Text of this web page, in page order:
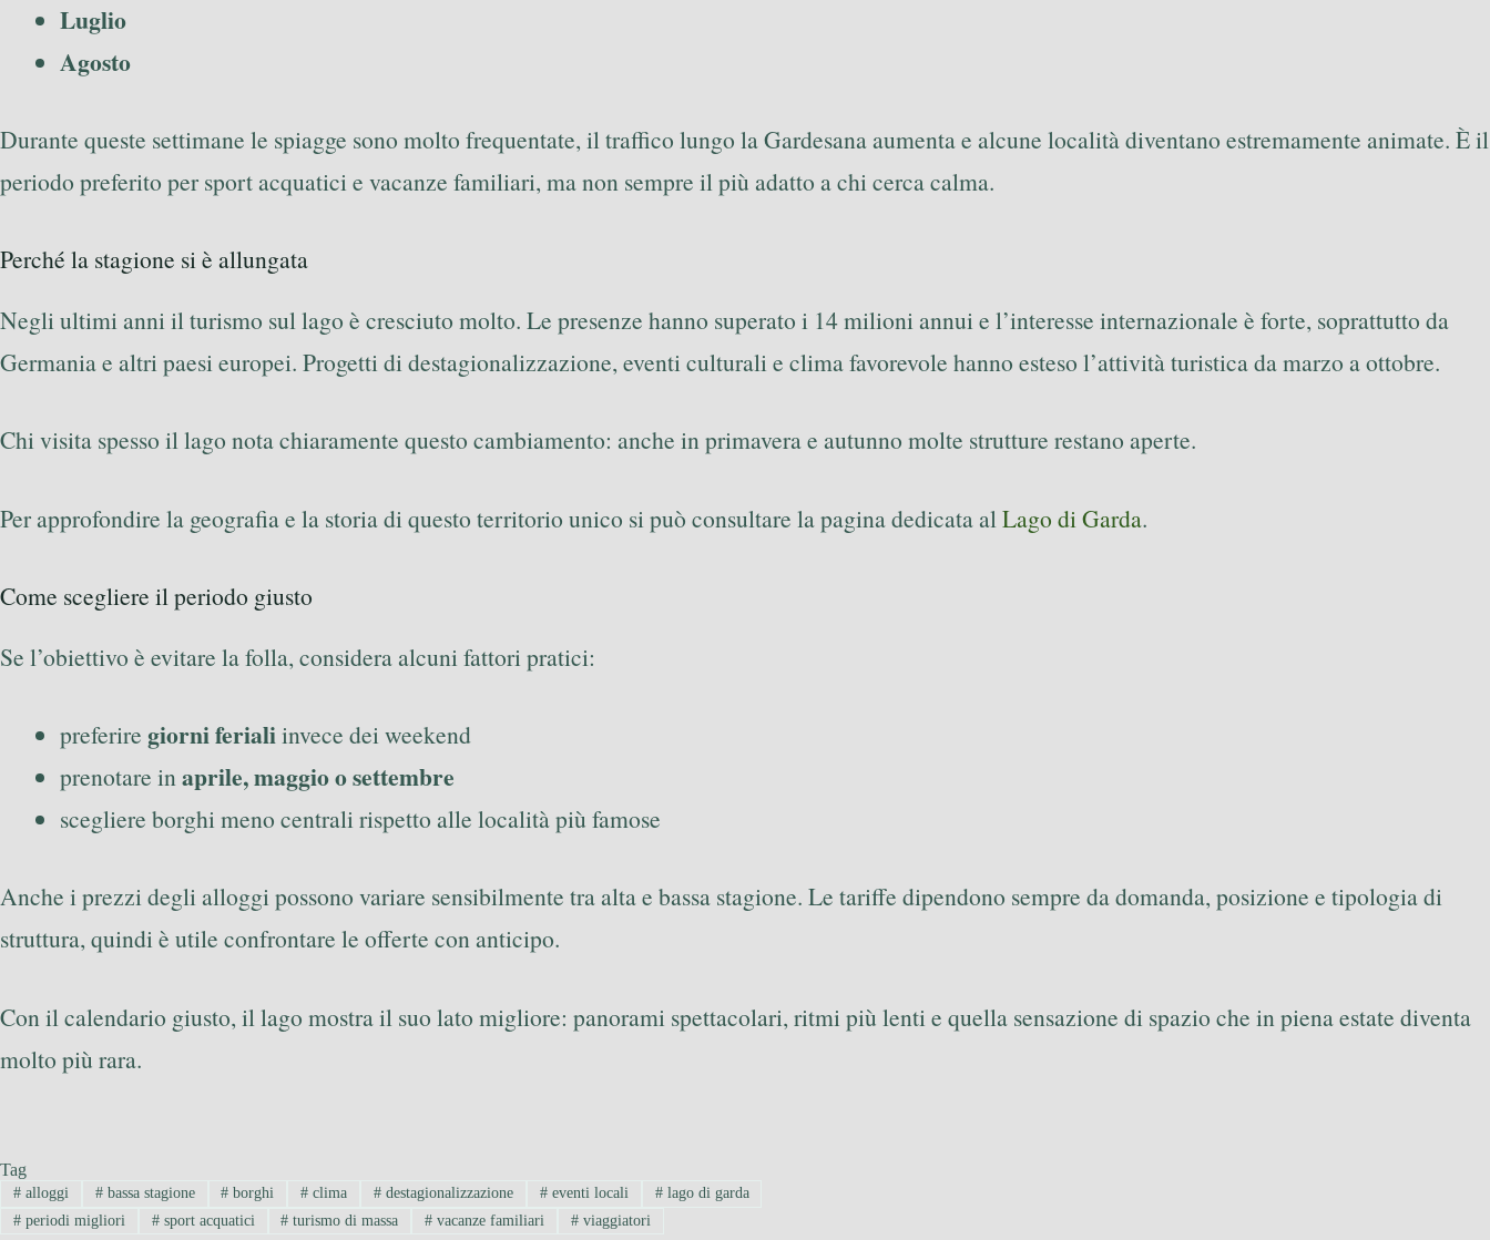
Luglio
Agosto
Durante queste settimane le spiagge sono molto frequentate, il traffico lungo la Gardesana aumenta e alcune località diventano estremamente animate. È il
periodo preferito per sport acquatici e vacanze familiari, ma non sempre il più adatto a chi cerca calma.
Perché la stagione si è allungata
Negli ultimi anni il turismo sul lago è cresciuto molto. Le presenze hanno superato i 14 milioni annui e l’interesse internazionale è forte, soprattutto da
Germania e altri paesi europei. Progetti di destagionalizzazione, eventi culturali e clima favorevole hanno esteso l’attività turistica da marzo a ottobre.
Chi visita spesso il lago nota chiaramente questo cambiamento: anche in primavera e autunno molte strutture restano aperte.
Per approfondire la geografia e la storia di questo territorio unico si può consultare la pagina dedicata al Lago di Garda.
Come scegliere il periodo giusto
Se l’obiettivo è evitare la folla, considera alcuni fattori pratici:
preferire giorni ferialiinvece dei weekend
prenotare inaprile, maggio o settembre
scegliere borghi meno centrali rispetto alle località più famose
Anche i prezzi degli alloggi possono variare sensibilmente tra alta e bassa stagione. Le tariffe dipendono sempre da domanda, posizione e tipologia di
struttura, quindi è utile confrontare le offerte con anticipo.
Con il calendario giusto, il lago mostra il suo lato migliore: panorami spettacolari, ritmi più lenti e quella sensazione di spazio che in piena estate diventa
molto più rara.
Tag
#alloggi #bassa stagione # borghi # clima # destagionalizzazione #eventi locali #lago di garda
#periodi migliori #sport acquatici # turismo di massa # vacanze familiari # viaggiatori